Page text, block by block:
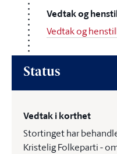
Vedtak og
Vedtak og
Status
Vedtak i korthet
Stortinget har
Kristelig Folkeparti -